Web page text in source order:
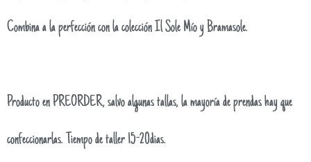
Combina a la perfección con la colección Il Sole Mío y Bramasole.
Producto en PREORDER, salvo algunas tallas, la mayoría de prendas hay que
confeccionarlas. Tiempo de taller 15-20dias.